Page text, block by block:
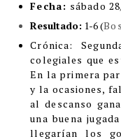
Fecha: sábado
Resultado: 1-6 (
Crónica:
colegiales que
En la primera
y la ocasiones,
al descanso
una buena
llegarían los